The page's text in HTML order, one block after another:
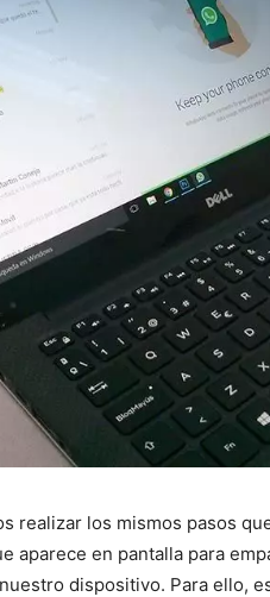
realizar los mismos pasos
aparece en pantalla para
dispositivo. Para ello,